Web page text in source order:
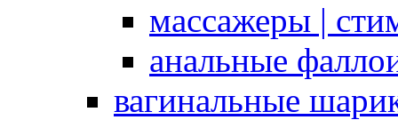
массажеры |
анальные
вагинальные